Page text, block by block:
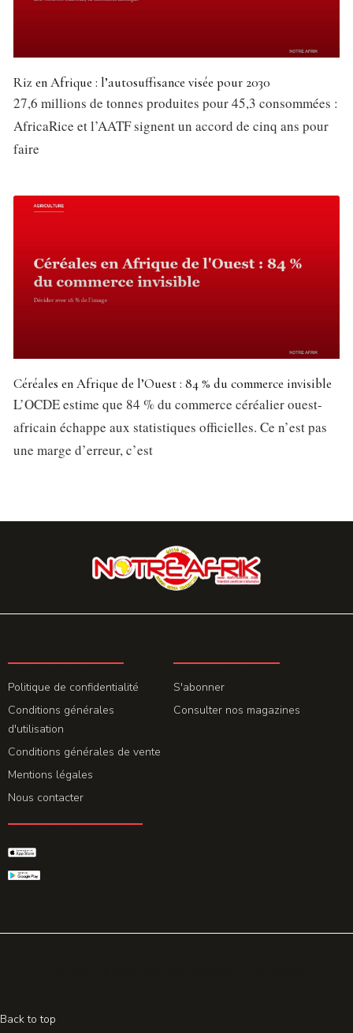
Riz en Afrique : l’autosuffisance visée pour 2030
27,6 millions de tonnes produites pour 45,3 consommées :
AfricaRice et l’AATF signent un accord de cinq ans pour
faire
Céréales en Afrique de l’Ouest : 84 % du commerce invisible
L’OCDE estime que 84 % du commerce céréalier ouest-
africain échappe aux statistiques officielles. Ce n’est pas
une marge d’erreur, c’est
Politique de confidentialité
Conditions générales
d'utilisation
Conditions générales de vente
Mentions légales
Nous contacter
S'abonner
Consulter nos magazines
Back to top